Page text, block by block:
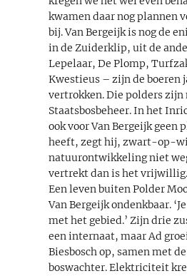
kwamen daar nog plannen
bij. Van Bergeijk is nog de
in de Zuiderklip, uit de
Lepelaar, De Plomp,
Kwestieus – zijn de boeren
vertrokken. Die polders zijn
Staatsbosbeheer. In het
ook voor Van Bergeijk geen
heeft, zegt hij, zwart-op-
natuurontwikkeling niet
vertrekt dan is het vrijwillig.
Een leven buiten Polder
Van Bergeijk ondenkbaar.
met het gebied.’ Zijn drie
een internaat, maar Ad
Biesbosch op, samen met
boswachter. Elektriciteit